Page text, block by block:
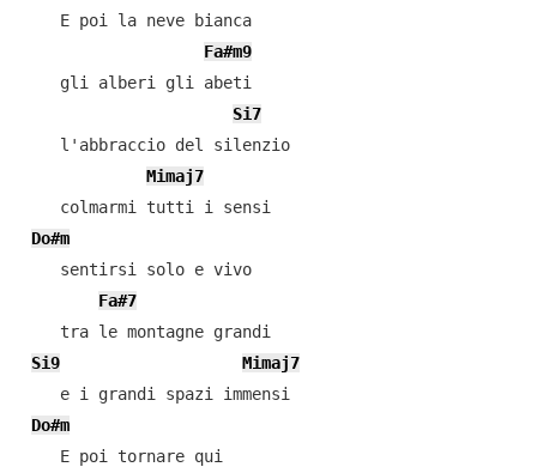
    E poi la neve bianca
Fa#m9
    gli alberi gli abeti
Si7
    l'abbraccio del silenzio
Mimaj7
    colmarmi tutti i sensi
Do#m
    sentirsi solo e vivo
Fa#7
    tra le montagne grandi
Si9
Mimaj7
    e i grandi spazi immensi
Do#m
    E poi tornare qui